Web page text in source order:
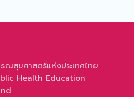
สุขศาสตร์แห่งประเทศไทย
Health Education